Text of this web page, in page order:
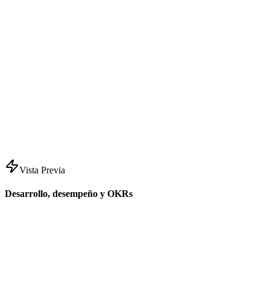
Vista Previa
Desarrollo, desempeño y OKRs